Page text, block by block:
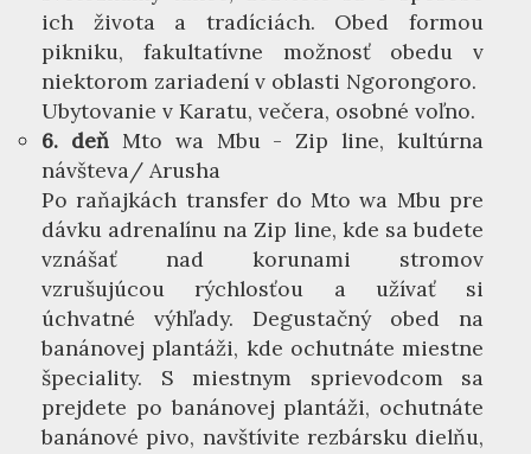
ich života a tradíciách. Obed formou
pikniku, fakultatívne možnosť obedu v
niektorom zariadení v oblasti Ngorongoro.
Ubytovanie v Karatu, večera, osobné voľno.
6. deňMto wa Mbu - Zip line, kultúrna
návšteva/ Arusha
Po raňajkách transfer do Mto wa Mbu pre
dávku adrenalínu na Zip line, kde sa budete
vznášať nad korunami stromov
vzrušujúcou rýchlosťou a užívať si
úchvatné výhľady. Degustačný obed na
banánovej plantáži, kde ochutnáte miestne
špeciality. S miestnym sprievodcom sa
prejdete po banánovej plantáži, ochutnáte
banánové pivo, navštívite rezbársku dielňu,